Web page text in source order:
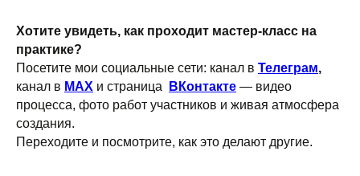
Хотите увидеть, как проходит мастер-класс на
практике?
Посетите мои социальные сети: канал в Телеграм,
канал в MAX и страница ВКонтакте — видео
процесса, фото работ участников и живая атмосфера
создания.
Переходите и посмотрите, как это делают другие.